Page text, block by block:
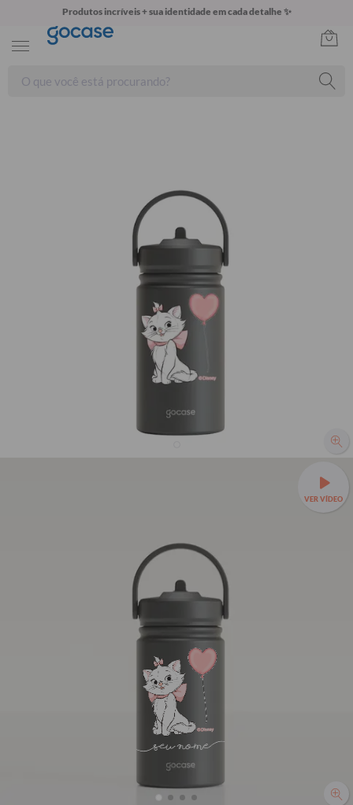
Produtos incríveis + sua identidade em cada detalhe ✨
VER VÍDEO
(SEU NOME)
3x de R$43,30 sem juros
avaliações
Leve sua bebida para todo lugar —
Garrafa Térmica Mini a
❄️Até 24h gelada e cabe em qualquer
350ml - Tampa com canudo
350ml - Tampa sem canudo 350ml - Tampa com canudo